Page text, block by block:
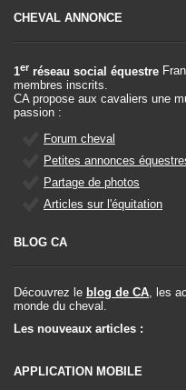
CHEVAL ANNONCE
1er réseau social équestre
membres inscrits.
CA propose aux cavaliers une
passion :
Forum cheval
Petites annonces
Partage de photos
Articles sur l'équitation
BLOG CA
Découvrez le blog de CA , les
monde du cheval.
Les nouveaux articles :
APPLICATION MOBILE